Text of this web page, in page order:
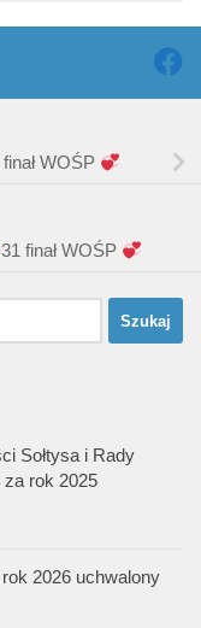
WOŚP
31 finał WOŚP
Sołtysa i Rady
za rok 2025
2026 uchwalony